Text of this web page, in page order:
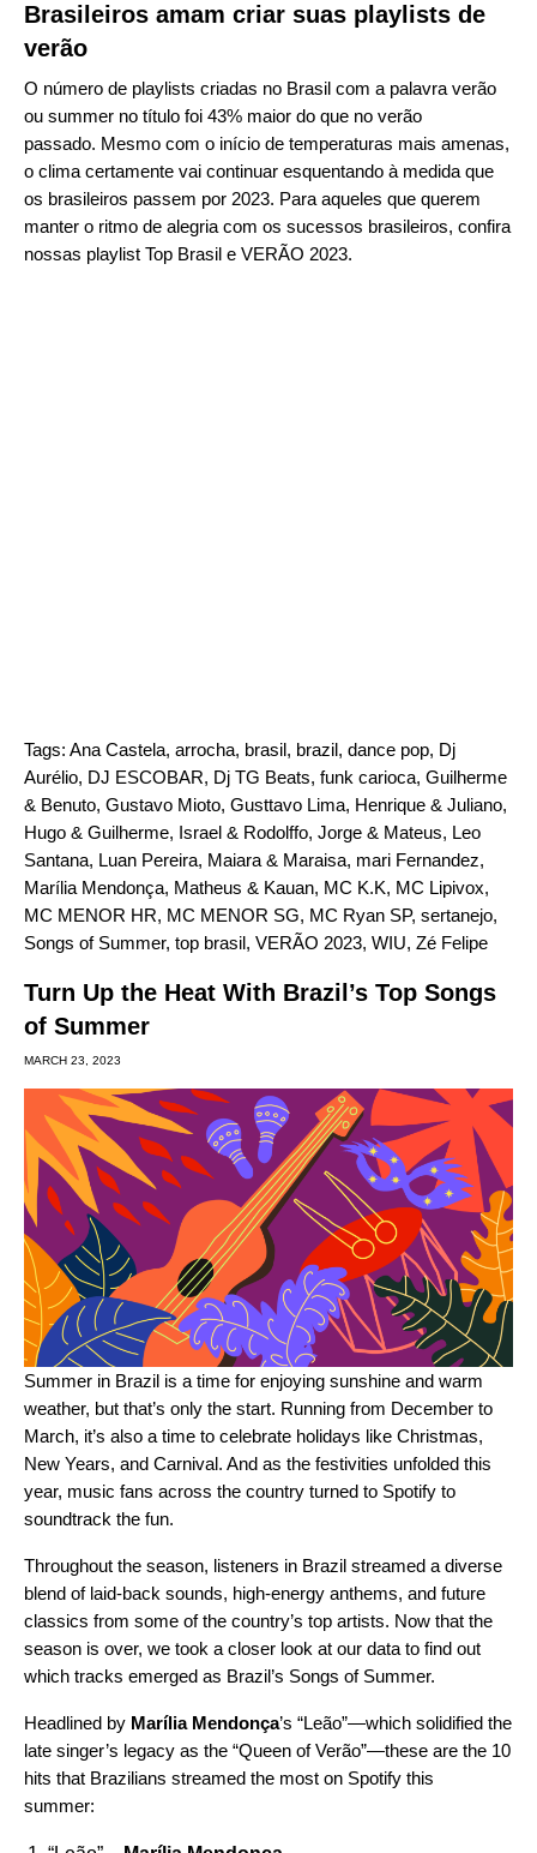
Brasileiros amam criar suas playlists de
verão
O número de playlists criadas no Brasil com a palavra verão
ou summer no título foi 43% maior do que no verão
passado. Mesmo com o início de temperaturas mais amenas,
o clima certamente vai continuar esquentando à medida que
os brasileiros passem por 2023. Para aqueles que querem
manter o ritmo de alegria com os sucessos brasileiros, confira
nossas playlist Top Brasil e VERÃO 2023.
Tags: Ana Castela, arrocha, brasil, brazil, dance pop, Dj
Aurélio, DJ ESCOBAR, Dj TG Beats, funk carioca, Guilherme
& Benuto, Gustavo Mioto, Gusttavo Lima, Henrique & Juliano,
Hugo & Guilherme, Israel & Rodolffo, Jorge & Mateus, Leo
Santana, Luan Pereira, Maiara & Maraisa, mari Fernandez,
Marília Mendonça, Matheus & Kauan, MC K.K, MC Lipivox,
MC MENOR HR, MC MENOR SG, MC Ryan SP, sertanejo,
Songs of Summer, top brasil, VERÃO 2023, WIU, Zé Felipe
Turn Up the Heat With Brazil’s Top Songs
of Summer
MARCH 23, 2023
Summer in Brazil is a time for enjoying sunshine and warm
weather, but that’s only the start. Running from December to
March, it’s also a time to celebrate holidays like Christmas,
New Years, and Carnival. And as the festivities unfolded this
year, music fans across the country turned to Spotify to
soundtrack the fun.
Throughout the season, listeners in Brazil streamed a diverse
blend of laid-back sounds, high-energy anthems, and future
classics from some of the country’s top artists. Now that the
season is over, we took a closer look at our data to find out
which tracks emerged as Brazil’s Songs of Summer.
Headlined by Marília Mendonça’s “Leão”—which solidified the
late singer’s legacy as the “Queen of Verão”—these are the 10
hits that Brazilians streamed the most on Spotify this
summer: